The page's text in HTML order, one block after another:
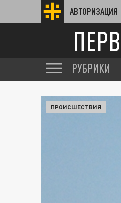
АВТОРИЗАЦИЯ
РУБРИКИ
ПРОИСШЕСТВИЯ